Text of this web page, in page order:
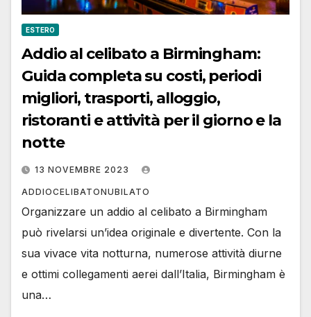
ESTERO
Addio al celibato a Birmingham:
Guida completa su costi, periodi
migliori, trasporti, alloggio,
ristoranti e attività per il giorno e la
notte
13 NOVEMBRE 2023
ADDIOCELIBATONUBILATO
Organizzare un addio al celibato a Birmingham
può rivelarsi un’idea originale e divertente. Con la
sua vivace vita notturna, numerose attività diurne
e ottimi collegamenti aerei dall’Italia, Birmingham è
una…